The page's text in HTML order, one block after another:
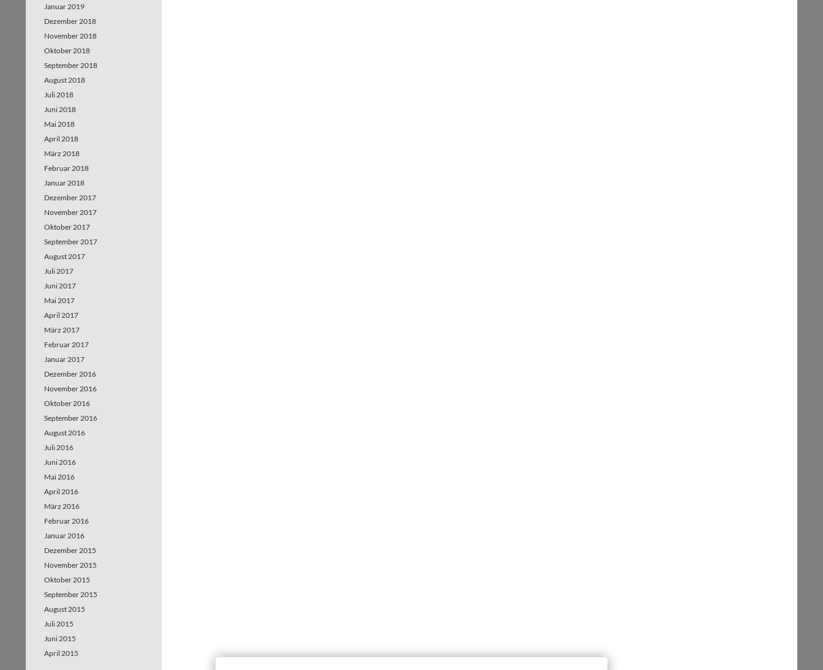
Januar 2019
Dezember 2018
November 2018
Oktober 2018
September 2018
August 2018
Juli 2018
Juni 2018
Mai 2018
April 2018
März 2018
Februar 2018
Januar 2018
Dezember 2017
November 2017
Oktober 2017
September 2017
August 2017
Juli 2017
Juni 2017
Mai 2017
April 2017
März 2017
Februar 2017
Januar 2017
Dezember 2016
November 2016
Oktober 2016
September 2016
August 2016
Juli 2016
Juni 2016
Mai 2016
April 2016
März 2016
Februar 2016
Januar 2016
Dezember 2015
November 2015
Oktober 2015
September 2015
August 2015
Juli 2015
Juni 2015
April 2015